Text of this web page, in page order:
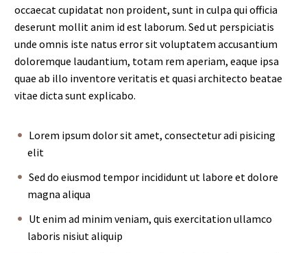
occaecat cupidatat non proident, sunt in culpa qui officia
deserunt mollit anim id est laborum. Sed ut perspiciatis
unde omnis iste natus error sit voluptatem accusantium
doloremque laudantium, totam rem aperiam, eaque ipsa
quae ab illo inventore veritatis et quasi architecto beatae
vitae dicta sunt explicabo.
Lorem ipsum dolor sit amet, consectetur adi pisicing
elit
Sed do eiusmod tempor incididunt ut labore et dolore
magna aliqua
Ut enim ad minim veniam, quis exercitation ullamco
laboris nisiut aliquip